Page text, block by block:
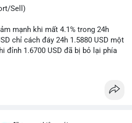
Sell)
mạnh khi mất 4.1% trong 24h
chỉ cách đáy 24h 1.5880 USD một
đỉnh 1.6700 USD đã bị bỏ lại phía
giao dịch 10.29 triệu NEAR